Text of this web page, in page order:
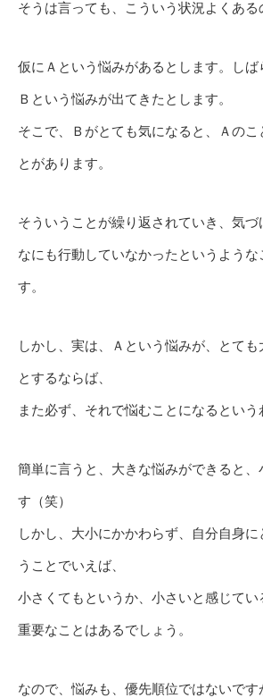
そうは言っても、こういう状況よくある
仮にＡという悩みがあるとします。しば
Ｂという悩みが出てきたとします。
そこで、Ｂがとても気になると、Ａのこ
とがあります。
そういうことが繰り返されていき、気づ
なにも行動していなかったというよう
す。
しかし、実は、Ａという悩みが、とて
とするならば、
また必ず、それで悩むことになるという
簡単に言うと、大きな悩みができると、
す（笑）
しかし、大小にかかわらず、自分自身
うことでいえば、
小さくてもというか、小さいと感じてい
重要なことはあるでしょう。
なので、悩みも、優先順位ではないで